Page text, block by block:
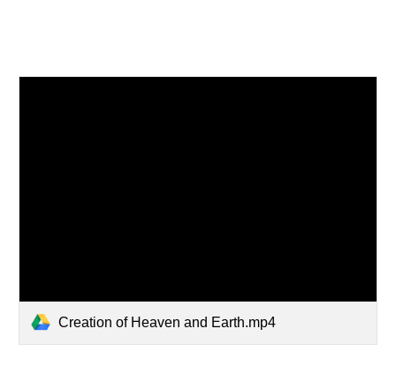
Creation of Heaven and Earth.mp4